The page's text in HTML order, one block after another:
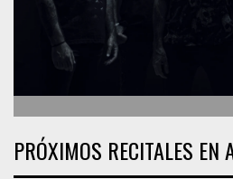
PRÓXIMOS RECITALES EN